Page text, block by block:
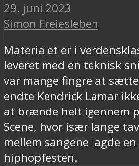
29. juni 2023
Simon Freiesleben
Materialet er i
leveret med en teknisk
var mange fingre at
endte Kendrick Lamar
at brænde helt igennem
Scene, hvor især lange
mellem sangene lagde
hiphopfesten.